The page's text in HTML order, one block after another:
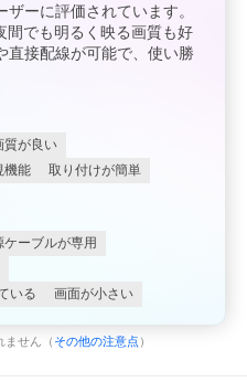
ーに評価されています。
間でも明るく映る画質も好
直接配線が可能で、使い勝
質が良い
機能 取り付けが簡単
ケーブルが専用
いる
画面が小さい
ません（ その他の注意点 ）